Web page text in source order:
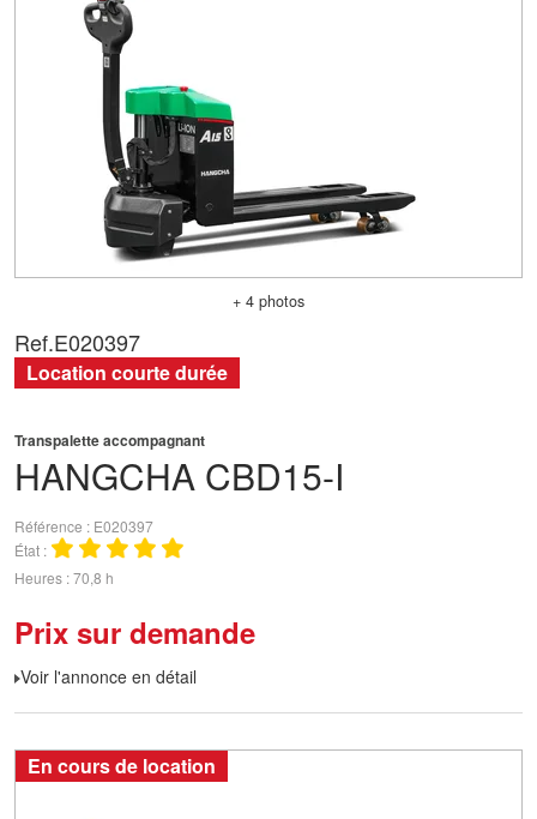
+ 4 photos
HANGCHA CBD15-I
Transpalette accompagnant
Référence
E020397
État
Heures 70,8 h
Prix sur demande
Voir l'annonce en détail
Ref.E020397
Location courte durée
En cours de location